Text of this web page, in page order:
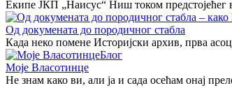
Екипе ЈКП „Наисус“ Ниш током предстојећег
Од докумената до породичног стабла
Када неко помене Историјски архив, прва
Блог
Моје Власотинце
Не знам како ви, али ја и сада осећам онај